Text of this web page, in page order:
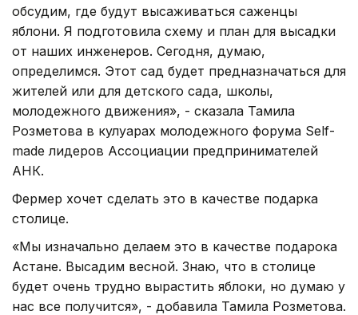
обсудим, где будут высаживаться саженцы
яблони. Я подготовила схему и план для высадки
от наших инженеров. Сегодня, думаю,
определимся. Этот сад будет предназначаться для
жителей или для детского сада, школы,
молодежного движения», - сказала Тамила
Розметова в кулуарах молодежного форума Self-
made лидеров Ассоциации предпринимателей
АНК.
Фермер хочет сделать это в качестве подарка
столице.
«Мы изначально делаем это в качестве подарока
Астане. Высадим весной. Знаю, что в столице
будет очень трудно вырастить яблоки, но думаю у
нас все получится», - добавила Тамила Розметова.